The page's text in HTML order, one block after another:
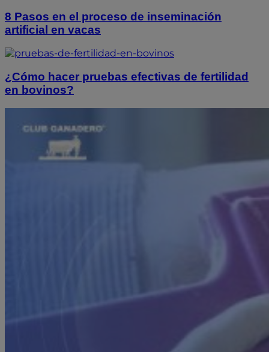
8 Pasos en el proceso de inseminación
artificial en vacas
¿Cómo hacer pruebas efectivas de fertilidad
en bovinos?